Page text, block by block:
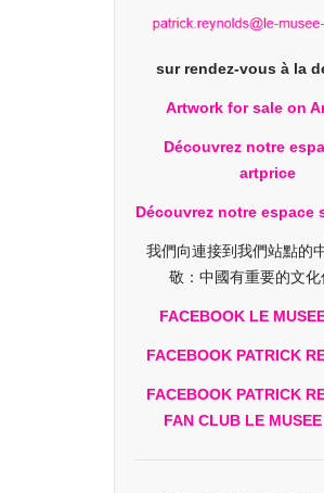
sur rendez-vous à la
Artwork for sale on
Découvrez notre
artprice
Découvrez notre espace
我們向連接到我們站點的
敬：中國有重要的文化
FACEBOOK LE
FACEBOOK PATRICK
FACEBOOK PATRICK
FAN CLUB LE